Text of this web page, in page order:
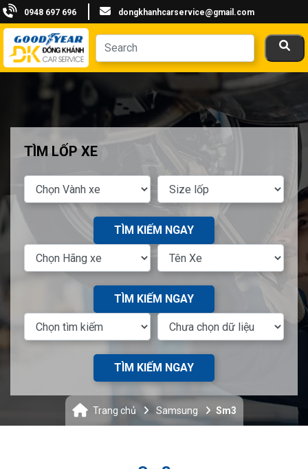
0948 697 696 dongkhanhcarservice@gmail.com
TÌM LỐP XE
TÌM KIẾM NGAY
TÌM KIẾM NGAY
TÌM KIẾM NGAY
Trang chủ Samsung Sm3